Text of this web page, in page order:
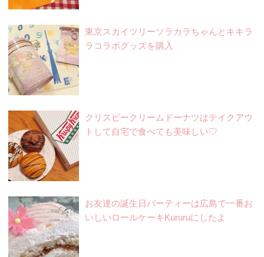
東京スカイツリーソラカラちゃんとキキラ
ラコラボグッズを購入
クリスピークリームドーナツはテイクアウ
トして自宅で食べても美味しい♡
お友達の誕生日パーティーは広島で一番お
いしいロールケーキKururuにしたよ